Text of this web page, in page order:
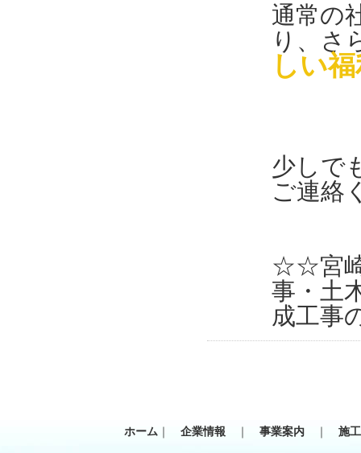
通常の
り、さ
しい
少しで
ご連絡
☆☆宮崎
事・土
成工事
ホーム ｜ 企業情報 ｜ 事業案内 ｜ 施